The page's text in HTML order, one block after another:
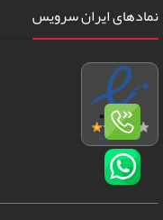
نمادهای ایران سرویس